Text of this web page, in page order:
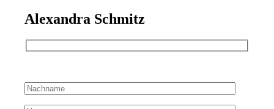
Alexandra Schmitz